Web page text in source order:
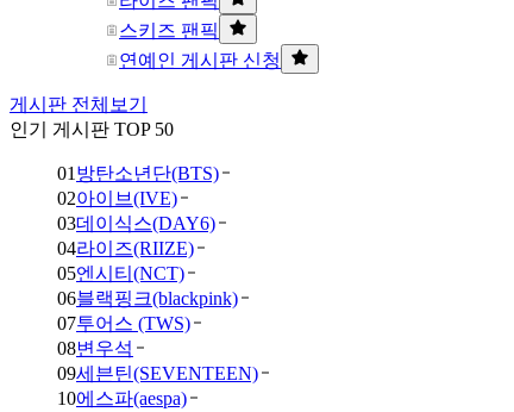
스키즈 팬픽
연예인 게시판 신청
게시판 전체보기
인기 게시판 TOP 50
01 방탄소년단(BTS)
02아이브(IVE)
03데이식스(DAY6)
04라이즈(RIIZE)
05엔시티(NCT)
06블랙핑크(blackpink)
07투어스 (TWS)
08변우석
09세븐틴(SEVENTEEN)
10에스파(aespa)